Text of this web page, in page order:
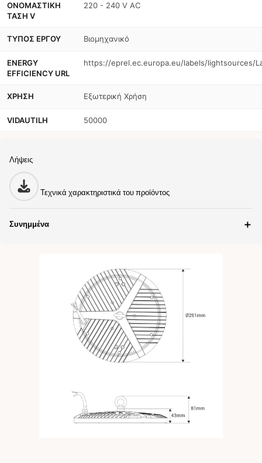
ΟΝΟΜΑΣΤΙΚΉ
ΤΆΣΗ V
220 - 240 V AC
ΤΎΠΟΣ ΈΡΓΟΥ Βιομηχανικό
ENERGY
EFFICIENCY URL
https://eprel.ec.europa.eu/labels/lightsources/
ΧΡΉΣΗ Εξωτερική Χρήση
VIDAUTILH 50000
Λήψεις
Τεχνικά χαρακτηριστικά του προϊόντος
Συνημμένα ＋